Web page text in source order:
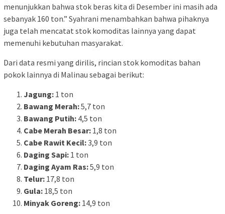
menunjukkan bahwa stok beras kita di Desember ini masih ada
sebanyak 160 ton.” Syahrani menambahkan bahwa pihaknya
juga telah mencatat stok komoditas lainnya yang dapat
memenuhi kebutuhan masyarakat.
Dari data resmi yang dirilis, rincian stok komoditas bahan
pokok lainnya di Malinau sebagai berikut:
Jagung: 1 ton
Bawang Merah:5,7 ton
Bawang Putih: 4,5 ton
Cabe Merah Besar: 1,8 ton
Cabe Rawit Kecil:3,9 ton
Daging Sapi: 1 ton
Daging Ayam Ras:5,9 ton
Telur: 17,8 ton
Gula: 18,5 ton
Minyak Goreng: 14,9 ton